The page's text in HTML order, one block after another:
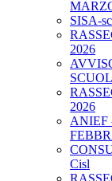
SISA-
2026
2026
ANIEF
Cisl